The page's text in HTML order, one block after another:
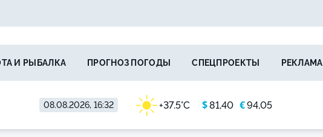
08.08.2026, 16:32 +37.5°C $81,40 €94,05
И РЫБАЛКА ПРОГНОЗ ПОГОДЫ СПЕЦПРОЕКТЫ